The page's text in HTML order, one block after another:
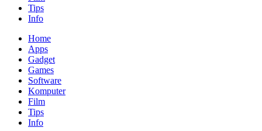
Tips
Info
Home
Apps
Gadget
Games
Software
Komputer
Film
Tips
Info